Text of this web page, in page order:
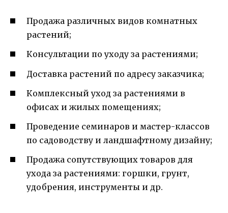
Продажа различных видов комнатных
растений;
Консультации по уходу за растениями;
Доставка растений по адресу заказчика;
Комплексный уход за растениями в
офисах и жилых помещениях;
Проведение семинаров и мастер-классов
по садоводству и ландшафтному дизайну;
Продажа сопутствующих товаров для
ухода за растениями: горшки, грунт,
удобрения, инструменты и др.